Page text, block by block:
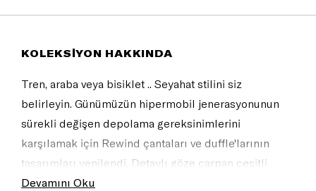
KOLEKSİYON HAKKINDA
Tren, araba veya bisiklet .. Seyahat stilini siz
belirleyin. Günümüzün hipermobil jenerasyonunun
sürekli değişen depolama gereksinimlerini
karşılamak için Rewind çantaları ve duffle'larının
tasarımları yenilendi. Detaylı göze çarpan çeşitli
renkleri, geniş bir işlevsel özellik yelpazesine sahip
Devamını Oku